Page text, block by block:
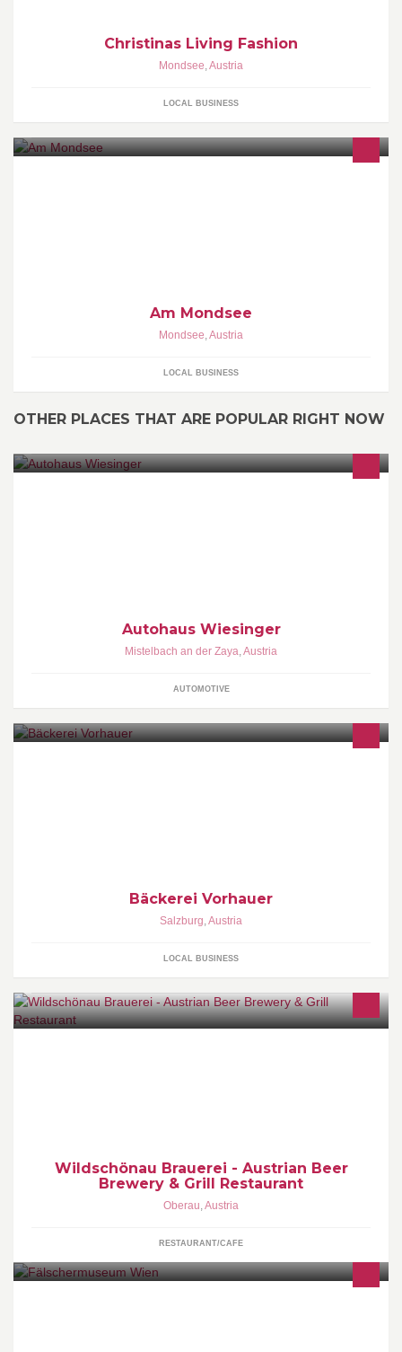
Christinas Living Fashion
Mondsee,Austria
LOCAL BUSINESS
Am Mondsee
Mondsee,Austria
LOCAL BUSINESS
OTHER PLACES THAT ARE POPULAR RIGHT NOW
Autohaus Wiesinger
Mistelbach an der Zaya,Austria
AUTOMOTIVE
Bäckerei Vorhauer
Salzburg,Austria
LOCAL BUSINESS
Wildschönau Brauerei - Austrian Beer
Brewery & Grill Restaurant
Oberau,Austria
RESTAURANT/CAFE